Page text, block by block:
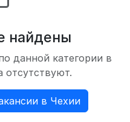
найдены
данной категории в
отсутствуют.
в Чехии